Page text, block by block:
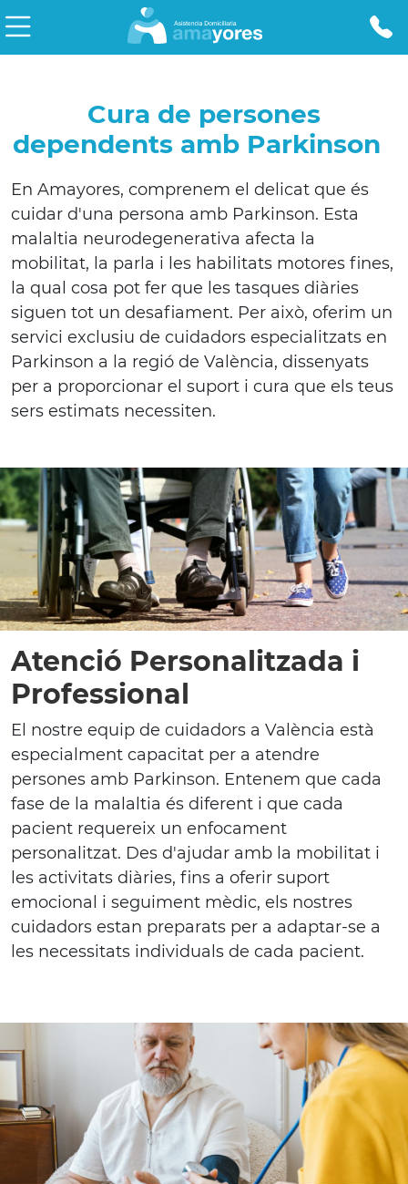
Cura de persones
dependents amb Parkinson
En Amayores, comprenem el delicat que és
cuidar d'una persona amb Parkinson. Esta
malaltia neurodegenerativa afecta la
mobilitat, la parla i les habilitats motores fines,
la qual cosa pot fer que les tasques diàries
siguen tot un desafiament. Per això, oferim un
servici exclusiu de cuidadors especialitzats en
Parkinson a la regió de València, dissenyats
per a proporcionar el suport i cura que els teus
sers estimats necessiten.
Atenció Personalitzada i
Professional
El nostre equip de cuidadors a València està
especialment capacitat per a atendre
persones amb Parkinson. Entenem que cada
fase de la malaltia és diferent i que cada
pacient requereix un enfocament
personalitzat. Des d'ajudar amb la mobilitat i
les activitats diàries, fins a oferir suport
emocional i seguiment mèdic, els nostres
cuidadors estan preparats per a adaptar-se a
les necessitats individuals de cada pacient.